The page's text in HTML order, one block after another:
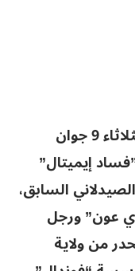
يفتح مجلس قضاء الجزائر، يوم الثلاثاء 9 جوان
إيميتال”
السابق،
عون” ورجل
من ولاية